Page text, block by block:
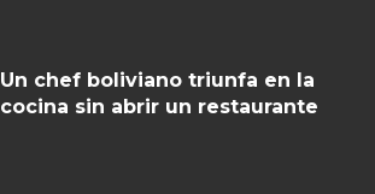
Un chef boliviano triunfa en la
cocina sin abrir un restaurante